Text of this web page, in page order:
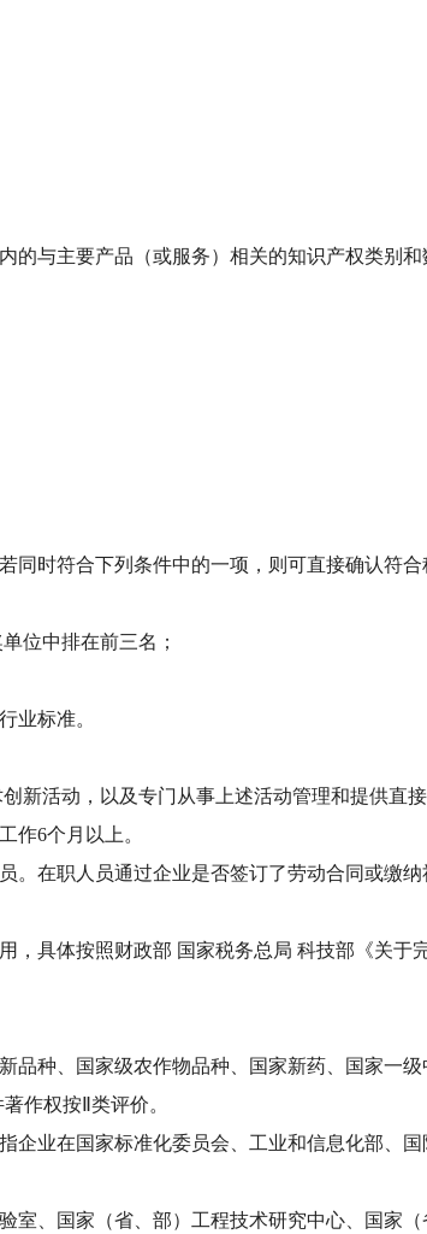
与主要产品（或服务）相关的知识产权类别
时符合下列条件中的一项，则可直接确认符合
位中排在前三名；
业标准。
新活动，以及专门从事上述活动管理和提供直
作6个月以上。
在职人员通过企业是否签订了劳动合同或缴
具体按照财政部 国家税务总局 科技部《关于
种、国家级农作物品种、国家新药、国家一
作权按Ⅱ类评价。
业在国家标准化委员会、工业和信息化部、
、国家（省、部）工程技术研究中心、国家